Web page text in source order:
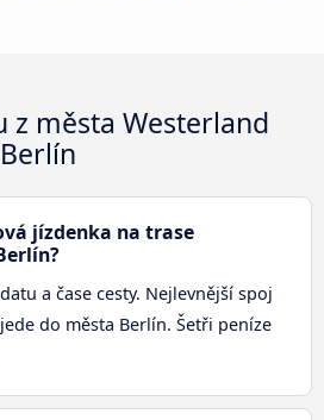
z města Westerland
jízdenka na trase
a čase cesty. Nejlevnější spoj
do města Berlín. Šetři peníze